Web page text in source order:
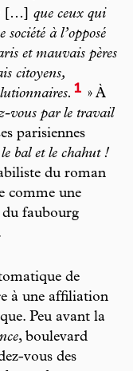
[…] que ceux qui
à l’opposé
et mauvais pères
citoyens,
1 » À
vous par le travail
parisiennes
bal et le chahut !
du roman
comme une
faubourg
de
à une affiliation
Peu avant la
, boulevard
vous des